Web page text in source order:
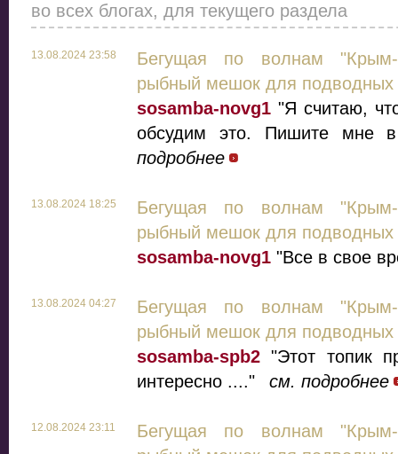
во всех блогах, для текущего раздела
13.08.2024 23:58
Бегущая по волнам
рыбный мешок для подводных
sosamba-novg1 "Я считаю,
обсудим это. Пишите мне
подробнее
13.08.2024 18:25
Бегущая по волнам
рыбный мешок для подводных
sosamba-novg1 "Все в свое
13.08.2024 04:27
Бегущая по волнам
рыбный мешок для подводных
sosamba-spb2 "Этот топик
интересно ...."
см. подробнее
12.08.2024 23:11
Бегущая по волнам